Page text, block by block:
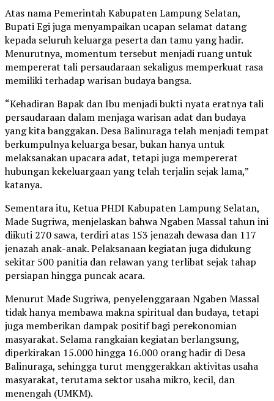
Atas nama Pemerintah Kabupaten Lampung Selatan,
Bupati Egi juga menyampaikan ucapan selamat datang
kepada seluruh keluarga peserta dan tamu yang hadir.
Menurutnya, momentum tersebut menjadi ruang untuk
mempererat tali persaudaraan sekaligus memperkuat rasa
memiliki terhadap warisan budaya bangsa.
“Kehadiran Bapak dan Ibu menjadi bukti nyata eratnya tali
persaudaraan dalam menjaga warisan adat dan budaya
yang kita banggakan. Desa Balinuraga telah menjadi tempat
berkumpulnya keluarga besar, bukan hanya untuk
melaksanakan upacara adat, tetapi juga mempererat
hubungan kekeluargaan yang telah terjalin sejak lama,”
katanya.
Sementara itu, Ketua PHDI Kabupaten Lampung Selatan,
Made Sugriwa, menjelaskan bahwa Ngaben Massal tahun ini
diikuti 270 sawa, terdiri atas 153 jenazah dewasa dan 117
jenazah anak-anak. Pelaksanaan kegiatan juga didukung
sekitar 500 panitia dan relawan yang terlibat sejak tahap
persiapan hingga puncak acara.
Menurut Made Sugriwa, penyelenggaraan Ngaben Massal
tidak hanya membawa makna spiritual dan budaya, tetapi
juga memberikan dampak positif bagi perekonomian
masyarakat. Selama rangkaian kegiatan berlangsung,
diperkirakan 15.000 hingga 16.000 orang hadir di Desa
Balinuraga, sehingga turut menggerakkan aktivitas usaha
masyarakat, terutama sektor usaha mikro, kecil, dan
menengah (UMKM).